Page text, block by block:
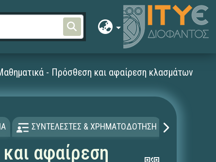
- Πρόσθεση και αφαίρεση κλασμάτων
ΣΥΝΤΕΛΕΣΤΕΣ & ΧΡΗΜΑΤΟΔΟΤΗΣΗ
αφαίρεση